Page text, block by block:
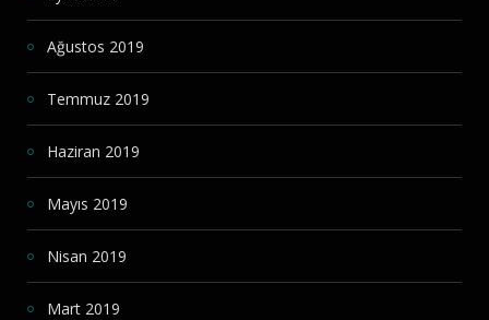
Ağustos 2019
Temmuz 2019
Haziran 2019
Mayıs 2019
Nisan 2019
Mart 2019